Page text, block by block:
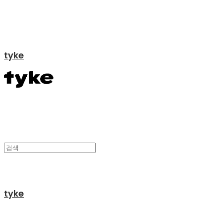
tyke
tyke